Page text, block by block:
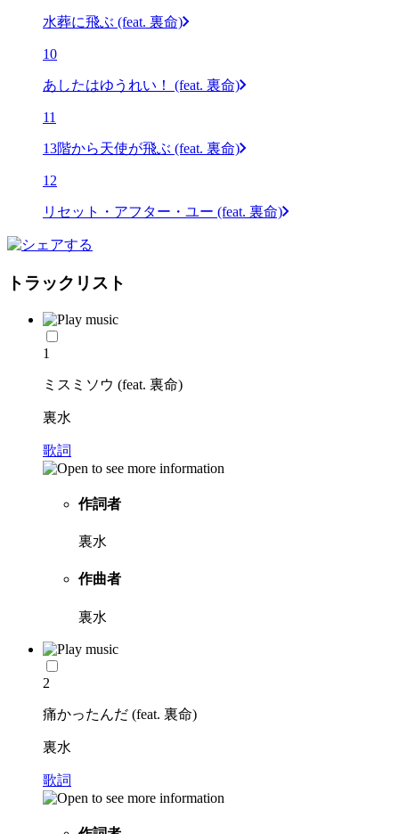
水葬に飛ぶ (feat. 裏命)
10
あしたはゆうれい！ (feat. 裏命)
11
13階から天使が飛ぶ (feat. 裏命)
12
リセット・アフター・ユー (feat. 裏命)
トラックリスト
1
ミスミソウ (feat. 裏命)
裏水
歌詞
作詞者
裏水
作曲者
裏水
2
痛かったんだ (feat. 裏命)
裏水
歌詞